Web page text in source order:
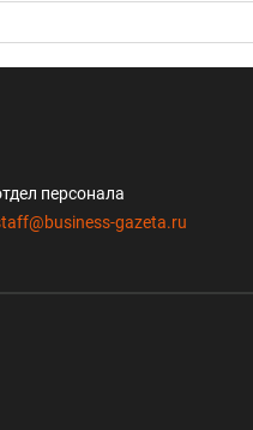
персонала
gazeta.ru